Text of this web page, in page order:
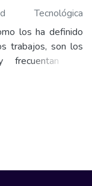
Tecnológica
05 ) Llumiquinga
;Ramos Galarza,
los ha definido
trabajos, son los
frecuentan las
los cuales se